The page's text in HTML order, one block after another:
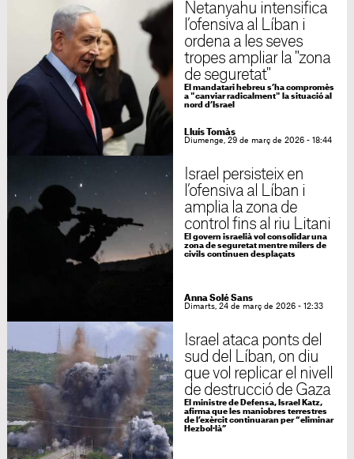
Netanyahu intensifica
l’ofensiva al Líban i
ordena a les seves
tropes ampliar la "zona
de seguretat"
El mandatari hebreu s’ha compromès
a "canviar radicalment" la situació al
nord d’Israel
Lluís Tomàs
Diumenge, 29 de març de 2026 - 18:44
Israel persisteix en
l’ofensiva al Líban i
amplia la zona de
control fins al riu Litani
El govern israelià vol consolidar una
zona de seguretat mentre milers de
civils continuen desplaçats
Anna Solé Sans
Dimarts, 24 de març de 2026 - 12:33
Israel ataca ponts del
sud del Líban, on diu
que vol replicar el nivell
de destrucció de Gaza
El ministre de Defensa, Israel Katz,
afirma que les maniobres terrestres
de l’exèrcit continuaran per “eliminar
Hezbol·là”